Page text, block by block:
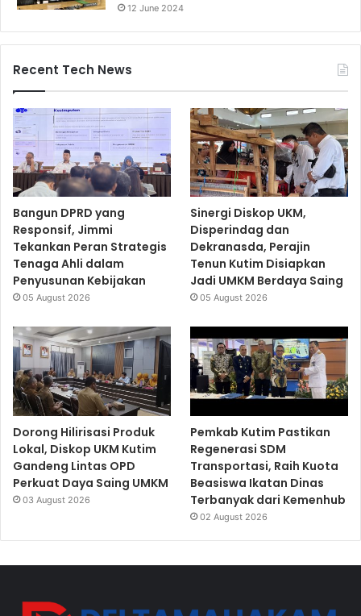
12 June 2024
Recent Tech News
Bangun DPRD yang
Responsif, Jimmi
Tekankan Peran Strategis
Tenaga Ahli dalam
Penyusunan Kebijakan
05 August 2026
Sinergi Diskop UKM,
Disperindag dan
Dekranasda, Perajin
Tenun Kutim Disiapkan
Jadi UMKM Berdaya Saing
05 August 2026
Dorong Hilirisasi Produk
Lokal, Diskop UKM Kutim
Gandeng Lintas OPD
Perkuat Daya Saing UMKM
03 August 2026
Pemkab Kutim Pastikan
Regenerasi SDM
Transportasi, Raih Kuota
Beasiswa Ikatan Dinas
Terbanyak dari Kemenhub
02 August 2026